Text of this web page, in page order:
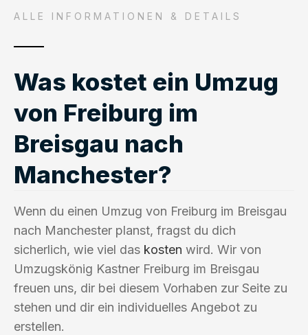
ALLE INFORMATIONEN & DETAILS
Was kostet ein Umzug
von Freiburg im
Breisgau nach
Manchester?
Wenn du einen Umzug von Freiburg im Breisgau
nach Manchester planst, fragst du dich
sicherlich, wie viel das kosten wird. Wir von
Umzugskönig Kastner Freiburg im Breisgau
freuen uns, dir bei diesem Vorhaben zur Seite zu
stehen und dir ein individuelles Angebot zu
erstellen.